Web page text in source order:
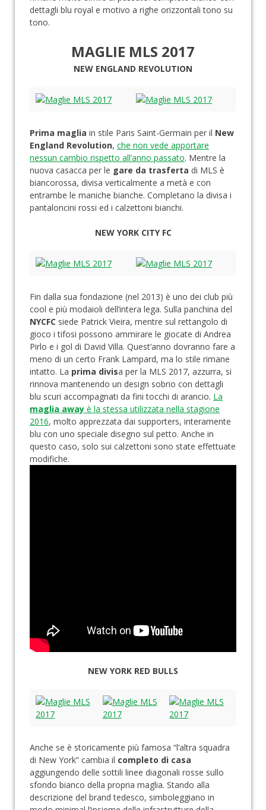
dettagli blu royal e motivo a righe orizzontali tono su
tono.
MAGLIE MLS 2017
NEW ENGLAND REVOLUTION
Prima maglia in stile Paris Saint-Germain per il New
England Revolution, che non vede apportare
nessun cambio rispetto all’anno passato. Mentre la
nuova casacca per le gare da trasferta di MLS è
biancorossa, divisa verticalmente a metà e con
entrambe le maniche bianche. Completano la divisa i
pantaloncini rossi ed i calzettoni bianchi.
NEW YORK CITY FC
Fin dalla sua fondazione (nel 2013) è uno dei club più
cool e più modaioli dell’intera lega. Sulla panchina del
NYCFC siede Patrick Vieira, mentre sul rettangolo di
gioco i tifosi possono ammirare le giocate di Andrea
Pirlo e i gol di David Villa. Quest’anno dovranno fare a
meno di un certo Frank Lampard, ma lo stile rimane
intatto. La prima divisa per la MLS 2017, azzurra, si
rinnova mantenendo un design sobrio con dettagli
blu scuri accompagnati da fini tocchi di arancio. La
maglia away è la stessa utilizzata nella stagione
2016, molto apprezzata dai supporters, interamente
blu con uno speciale disegno sul petto. Anche in
questo caso, solo sui calzettoni sono state effettuate
modifiche.
NEW YORK RED BULLS
Anche se è storicamente più famosa “l’altra squadra
di New York” cambia il completo di casa
aggiungendo delle sottili linee diagonali rosse sullo
sfondo bianco della propria maglia. Stando alla
descrizione del brand tedesco, simboleggiano in